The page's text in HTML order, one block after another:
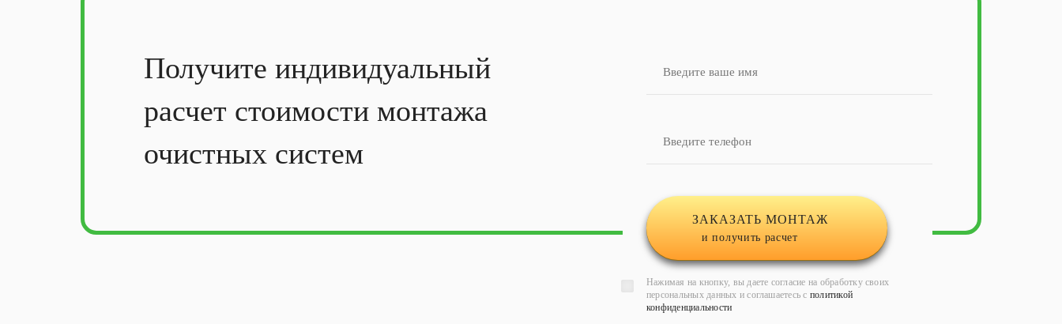
Получите индивидуальный
расчет стоимости монтажа
очистных систем
ЗАКАЗАТЬ МОНТАЖ
и получить расчет
Нажимая на кнопку, вы даете согласие на обработку своих
персональных данных и соглашаетесь с политикой
конфиденциальности